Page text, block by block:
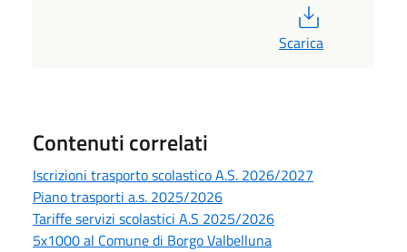
Scarica
Contenuti correlati
Iscrizioni trasporto scolastico A.S. 2026/2027
Piano trasporti a.s. 2025/2026
Tariffe servizi scolastici A.S 2025/2026
5x1000 al Comune di Borgo Valbelluna